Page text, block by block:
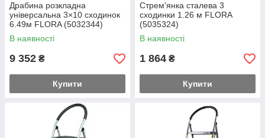
Драбина розкладна
універсальна 3×10 сходинок
6.49м FLORA (5032344)
В наявності
9 352 ₴
Купити
Стрем'янка сталева 3
сходинки 1.26 м FLORA
(5035324)
В наявності
1 864 ₴
Купити